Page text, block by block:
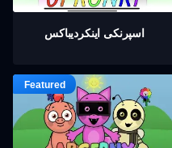
اسپرنکی اینکردیباکس